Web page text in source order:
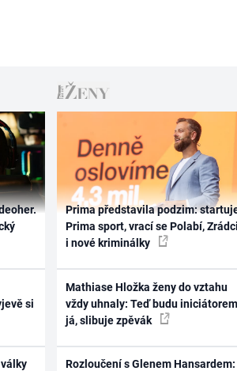
si
Prima představila podzim:
Prima sport, vrací se Polabí, Zrádci
i nové kriminálky
Mathiase Hložka ženy do vztahu
vždy uhnaly: Teď budu iniciátorem
já, slibuje zpěvák
Rozloučení s Glenem Hansardem: